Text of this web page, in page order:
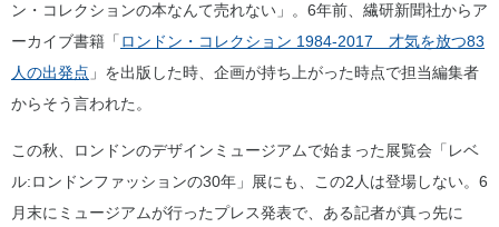
ン・コレクションの本なんて売れない」。6年前、繊研新聞社からア
ーカイブ書籍「 ロンドン・コレクション 1984-2017 才気を放つ83
人の出発点 」を出版した時、企画が持ち上がった時点で担当編集者
からそう言われた。
この秋、ロンドンのデザインミュージアムで始まった展覧会「レベ
ル:ロンドンファッションの30年」展にも、この2人は登場しない。6
月末にミュージアムが行ったプレス発表で、ある記者が真っ先に